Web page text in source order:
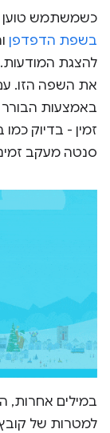
כשמשתמש
בשפת הדפדפן
להצגת
את השפה הזו.
באמצעות הבורר
זמין - בדיוק
סנטה מעקב